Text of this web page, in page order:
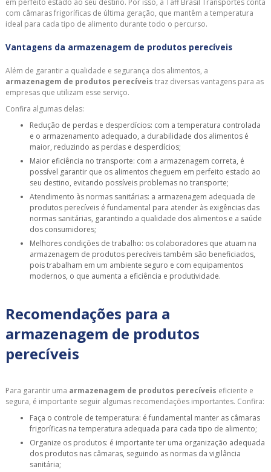
em perfeito estado ao seu destino. Por isso, a Taff Brasil Transportes conta
com câmaras frigoríficas de última geração, que mantêm a temperatura
ideal para cada tipo de alimento durante todo o percurso.
Vantagens da armazenagem de produtos perecíveis
Além de garantir a qualidade e segurança dos alimentos, a
armazenagem de produtos perecíveis traz diversas vantagens para as
empresas que utilizam esse serviço.
Confira algumas delas:
Redução de perdas e desperdícios: com a temperatura controlada
e o armazenamento adequado, a durabilidade dos alimentos é
maior, reduzindo as perdas e desperdícios;
Maior eficiência no transporte: com a armazenagem correta, é
possível garantir que os alimentos cheguem em perfeito estado ao
seu destino, evitando possíveis problemas no transporte;
Atendimento às normas sanitárias: a armazenagem adequada de
produtos perecíveis é fundamental para atender às exigências das
normas sanitárias, garantindo a qualidade dos alimentos e a saúde
dos consumidores;
Melhores condições de trabalho: os colaboradores que atuam na
armazenagem de produtos perecíveis também são beneficiados,
pois trabalham em um ambiente seguro e com equipamentos
modernos, o que aumenta a eficiência e produtividade.
Recomendações para a
armazenagem de produtos
perecíveis
Para garantir uma armazenagem de produtos perecíveis eficiente e
segura, é importante seguir algumas recomendações importantes. Confira:
Faça o controle de temperatura: é fundamental manter as câmaras
frigoríficas na temperatura adequada para cada tipo de alimento;
Organize os produtos: é importante ter uma organização adequada
dos produtos nas câmaras, seguindo as normas da vigilância
sanitária;